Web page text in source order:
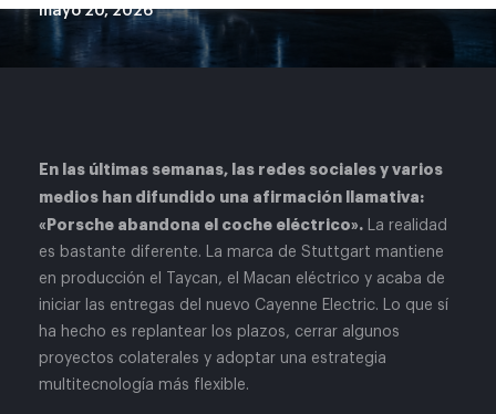
mayo 20, 2026
En las últimas semanas, las redes sociales y varios
medios han difundido una afirmación llamativa:
«Porsche abandona el coche eléctrico». La realidad
es bastante diferente. La marca de Stuttgart mantiene
en producción el Taycan, el Macan eléctrico y acaba de
iniciar las entregas del nuevo Cayenne Electric. Lo que sí
ha hecho es replantear los plazos, cerrar algunos
proyectos colaterales y adoptar una estrategia
multitecnología más flexible.